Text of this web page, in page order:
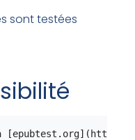
sont testées